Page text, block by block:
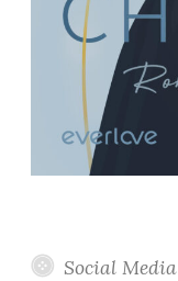
Social Media